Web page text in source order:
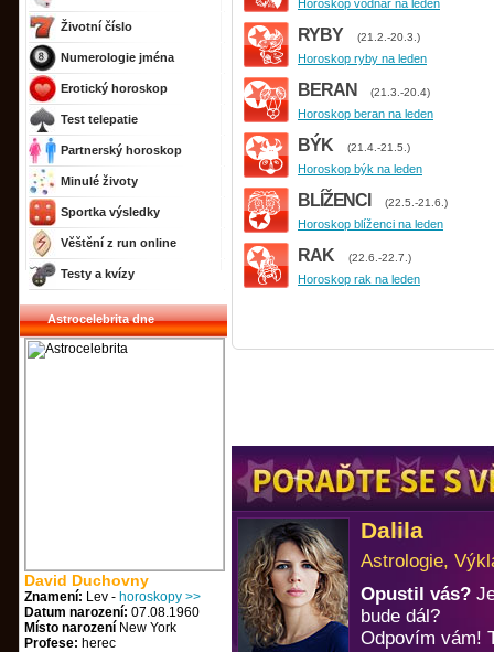
Životní číslo
Numerologie jména
Erotický horoskop
Test telepatie
Partnerský horoskop
Minulé životy
Sportka výsledky
Věštění z run online
Testy a kvízy
Astrocelebrita dne
David Duchovny
Znamení: Lev - horoskopy >>
Datum narození: 07.08.1960
Místo narození New York
Profese: herec
Horoskop vodnář na leden
RYBY (21.2.-20.3.)
Horoskop ryby na leden
BERAN (21.3.-20.4)
Horoskop beran na leden
BÝK (21.4.-21.5.)
Horoskop býk na leden
BLÍŽENCI (22.5.-21.6.)
Horoskop blíženci na leden
RAK (22.6.-22.7.)
Horoskop rak na leden
Dalila
Astrologie,
Opustil vás?
bude dál?
Odpovím vám!